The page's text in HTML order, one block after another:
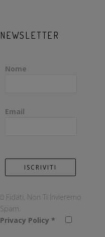
NEWSLETTER
Nome
Email
Fidati, Non Ti Invieremo
Spam.
Privacy Policy *